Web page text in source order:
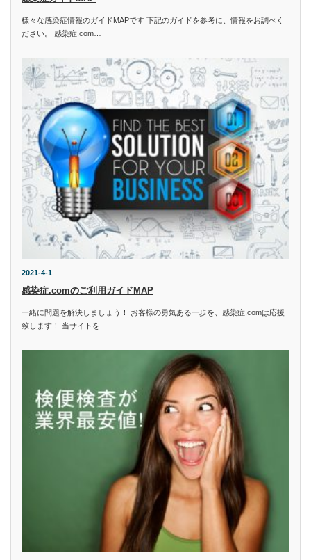
様々な感染症情報のガイドMAPです 下記のガイドを参考に、情報をお調べく
ださい。 感染症.com…
2021-4-1
感染症.comのご利用ガイドMAP
一緒に問題を解決しましょう！ お客様の勇気ある一歩を、感染症.comは応援
致します！ 当サイトを…